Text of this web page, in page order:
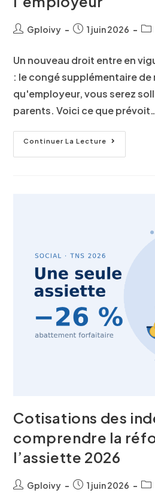
Gploivy 1 juin 2026
Un nouveau droit entre en
: le congé supplémentaire de
qu'employeur, vous serez
parents. Voici ce que
Continuer La Lecture
Cotisations des
comprendre la
l’assiette 2026
Gploivy 1 juin 2026